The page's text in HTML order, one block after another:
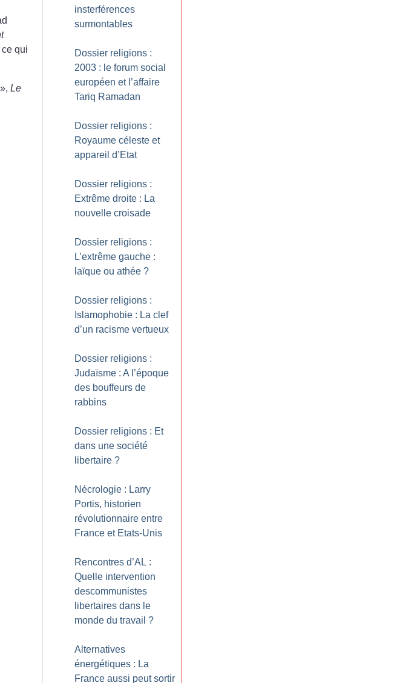
qui
», Le
insterférences
surmontables
Dossier religions :
2003 : le forum social
européen et l’affaire
Tariq Ramadan
Dossier religions :
Royaume céleste et
appareil d’Etat
Dossier religions :
Extrême droite : La
nouvelle croisade
Dossier religions :
L’extrême gauche :
laïque ou athée ?
Dossier religions :
Islamophobie : La clef
d’un racisme vertueux
Dossier religions :
Judaïsme : A l’époque
des bouffeurs de
rabbins
Dossier religions : Et
dans une société
libertaire ?
Nécrologie : Larry
Portis, historien
révolutionnaire entre
France et Etats-Unis
Rencontres d’AL :
Quelle intervention
descommunistes
libertaires dans le
monde du travail ?
Alternatives
énergétiques : La
France aussi peut sortir